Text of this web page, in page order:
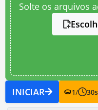
Solte os arquivos
INICIAR 1/ 30s